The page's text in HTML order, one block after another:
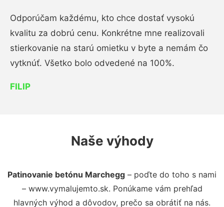
Odporúčam každému, kto chce dostať vysokú
kvalitu za dobrú cenu. Konkrétne mne realizovali
stierkovanie na starú omietku v byte a nemám čo
vytknúť. Všetko bolo odvedené na 100%.
FILIP
Naše výhody
Patinovanie betónu Marchegg – poďte do toho s nami
– www.vymalujemto.sk. Ponúkame vám prehľad
hlavných výhod a dôvodov, prečo sa obrátiť na nás.